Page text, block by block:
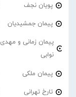
پویان نجف
پیمان جمشیدیان
پیمان زمانی و مهدی
نوابی
پیمان ملکی
تارخ تهرانی